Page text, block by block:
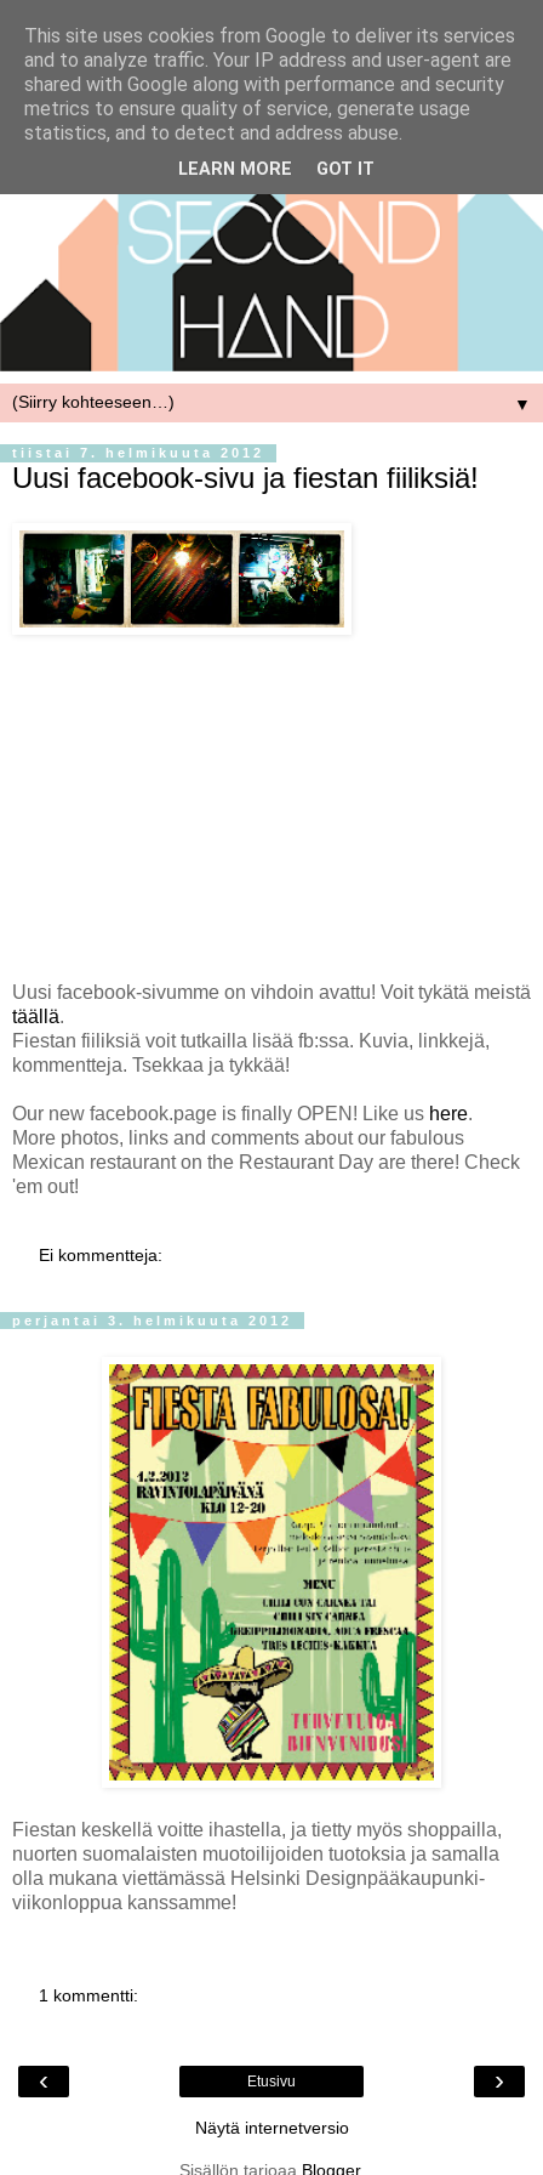
▼
tiistai 7. helmikuuta 2012
Uusi facebook-sivu ja fiestan fiiliksiä!
Uusi facebook-sivumme on vihdoin avattu! Voit tykätä meistä
täällä.
Fiestan fiiliksiä voit tutkailla lisää fb:ssa. Kuvia, linkkejä,
kommentteja. Tsekkaa ja tykkää!
Our new facebook.page is finally OPEN! Like us here.
More photos, links and comments about our fabulous
Mexican restaurant on the Restaurant Day are there! Check
'em out!
Ei kommentteja:
perjantai 3. helmikuuta 2012
Fiestan keskellä voitte ihastella, ja tietty myös shoppailla,
nuorten suomalaisten muotoilijoiden tuotoksia ja samalla
olla mukana viettämässä Helsinki Designpääkaupunki-
viikonloppua kanssamme!
1 kommentti:
‹ ›
Etusivu
Näytä internetversio
Sisällön tarjoaa Blogger.
This site uses cookies from Google to deliver its services
and to analyze traffic. Your IP address and user-agent are
shared with Google along with performance and security
metrics to ensure quality of service, generate usage
statistics, and to detect and address abuse.
LEARN MORE GOT IT